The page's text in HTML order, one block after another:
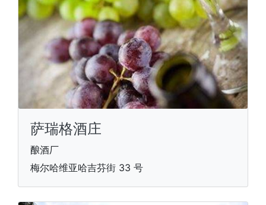
萨瑞格酒庄
酿酒厂
梅尔哈维亚哈吉芬街 33 号